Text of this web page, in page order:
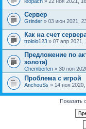
Сервер
Grinder » 03 июн 2021,
Как на счет
trololo123 » 07 апр
Предложение по
золота)
Chemberlen » 30 ноя
Проблема с игрой
AnchouSs » 14 ноя
Показать